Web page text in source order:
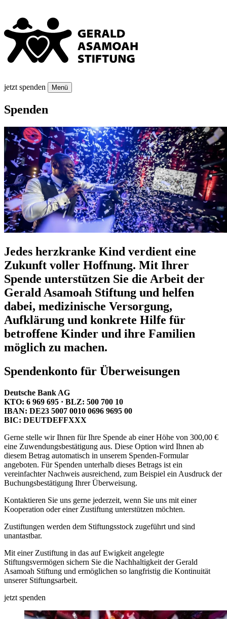
jetzt spenden Menü
Spenden
Jedes herzkranke Kind verdient eine
Zukunft voller Hoffnung. Mit Ihrer
Spende unterstützen Sie die Arbeit der
Gerald Asamoah Stiftung und helfen
dabei, medizinische Versorgung,
Aufklärung und konkrete Hilfe für
betroffene Kinder und ihre Familien
möglich zu machen.
Spendenkonto für Überweisungen
Deutsche Bank AG
KTO: 6 969 695 · BLZ: 500 700 10
IBAN: DE23 5007 0010 0696 9695 00
BIC: DEUTDEFFXXX
Gerne stelle wir Ihnen für Ihre Spende ab einer Höhe von 300,00 €
eine Zuwendungsbestätigung aus. Diese Option wird Ihnen ab
diesem Betrag automatisch in unserem Spenden-Formular
angeboten. Für Spenden unterhalb dieses Betrags ist ein
vereinfachter Nachweis ausreichend, zum Beispiel ein Ausdruck der
Buchungsbestätigung Ihrer Überweisung.
Kontaktieren Sie uns gerne jederzeit, wenn Sie uns mit einer
Kooperation oder einer Zustiftung unterstützen möchten.
Zustiftungen werden dem Stiftungsstock zugeführt und sind
unantastbar.
Mit einer Zustiftung in das auf Ewigkeit angelegte
Stiftungsvermögen sichern Sie die Nachhaltigkeit der Gerald
Asamoah Stiftung und ermöglichen so langfristig die Kontinuität
unserer Stiftungsarbeit.
jetzt spenden